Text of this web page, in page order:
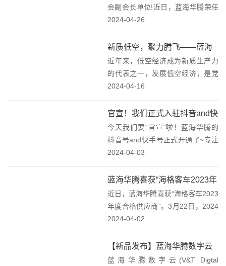
这次投资及战略合作...
会副会长单位!近日，蓝海华腾荣任
深圳市无人机行业协会副会长单
单位蓝海华腾拥有十余年的电控平
台技术积累和丰富的电控技术应用
经验，在电动飞行器...
2024-04-26
新质低空，聚力腾飞——蓝海
华腾参加深圳市低空经济产业
协会会员大会！
近年来，低空经济成为新质生产力
的代表之一，发展低空经济，是党
中央、国务院作出的重大决策部
出，积极打造低空经济等新增长引
擎。抢抓低空经济发展机遇，开辟
低空经济新赛道，不仅需...
2024-04-16
官宣！我们正式入驻抖音and快
手啦！
今天我们要“官宣”啦！蓝海华腾的
抖音号and快手号正式开通了~专注
于新能源和工业自动化领域致力于
环保的产业升级以及新能源产业的
发展做出贡献欢迎关注“蓝海华腾”
您的支持将是...
2024-04-03
蓝海华腾喜获“海格客车2023年
度合格供应商”奖！
近日，蓝海华腾喜获“海格客车2023
年度合格供应商”。3月22日，2024
苏州金龙供应商大会在苏州隆重召
海华腾荣获“海格客车2023年度合格
供应商”。蓝海华腾获得“海格客...
2024-04-02
【新品发布】蓝海华腾数字云
VTDC平台发布！
蓝海华腾数字云(V&T Digtal